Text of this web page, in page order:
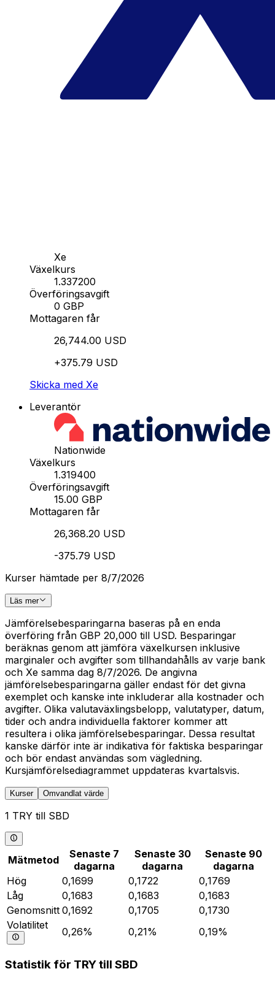
Xe
Växelkurs
1.337200
Överföringsavgift
0 GBP
Mottagaren får
26,744.00 USD
+375.79 USD
Skicka med Xe
Leverantör
Nationwide
Växelkurs
1.319400
Överföringsavgift
15.00 GBP
Mottagaren får
26,368.20 USD
-375.79 USD
Kurser hämtade per 8/7/2026
Läs mer
Jämförelsebesparingarna baseras på en enda
överföring från GBP 20,000 till USD. Besparingar
beräknas genom att jämföra växelkursen inklusive
marginaler och avgifter som tillhandahålls av varje bank
och Xe samma dag 8/7/2026. De angivna
jämförelsebesparingarna gäller endast för det givna
exemplet och kanske inte inkluderar alla kostnader och
avgifter. Olika valutaväxlingsbelopp, valutatyper, datum,
tider och andra individuella faktorer kommer att
resultera i olika jämförelsebesparingar. Dessa resultat
kanske därför inte är indikativa för faktiska besparingar
och bör endast användas som vägledning.
Kursjämförelsediagrammet uppdateras kvartalsvis.
Kurser Omvandlat värde
1 TRY till SBD
Mätmetod
Senaste 7
dagarna
Senaste 30
dagarna
Senaste 90
dagarna
Hög
0,1699 0,1722
0,1769
Låg
0,1683 0,1683
0,1683
Genomsnitt 0,1692 0,1705
0,1730
Volatilitet
0,26% 0,21% 0,19%
Statistik för TRY till SBD